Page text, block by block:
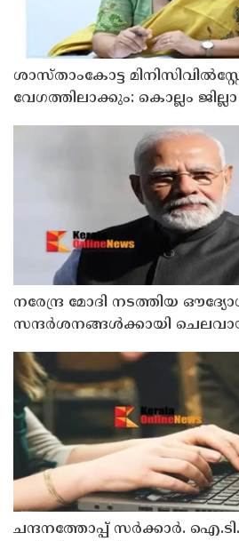
ശാസ്താംകോട്ട
വേഗത്തിലാക്കും: കൊല്ലം
നരേന്ദ്ര മോദി നടത്തിയ
സന്ദർശനങ്ങൾക്കായി
ചന്ദനത്തോപ്പ് സര്‍ക്കാര്‍.